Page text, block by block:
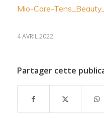
Mio-Care-
4 AVRIL 2022
Partager cette